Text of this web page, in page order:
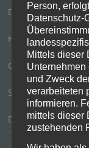
Das Online-
Hard- und
Online Barcamp
Strukturen
Digitalisierung in
Person,
Datenschutz-
Mittels dieser
Unternehmen
und Zweck
verarbeiteten
informieren.
mittels dieser
zustehenden